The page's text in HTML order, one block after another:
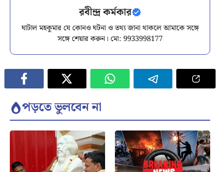
রবীন্দ্র কর্মকার
ঘাটাল মহকুমার যে কোনও ঘটনা ও তথ্য জানা থাকলে আমাকে সঙ্গে
সঙ্গে শেয়ার করুন। মো: 9933998177
পড়তে ভুলবেন না